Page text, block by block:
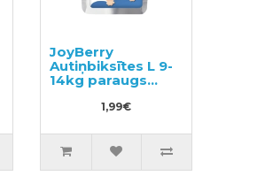
JoyBerry
Autiņbiksītes L 9-
14kg paraugs
1,99€